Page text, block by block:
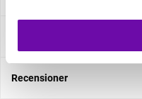
Recensioner